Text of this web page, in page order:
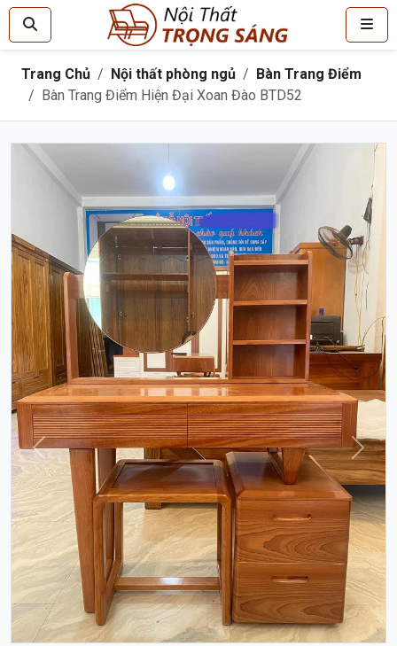
Trang Chủ Nội thất phòng ngủ
Bàn Trang Điểm
Bàn Trang Điểm Hiện Đại Xoan Đào BTD52
Trước Sau